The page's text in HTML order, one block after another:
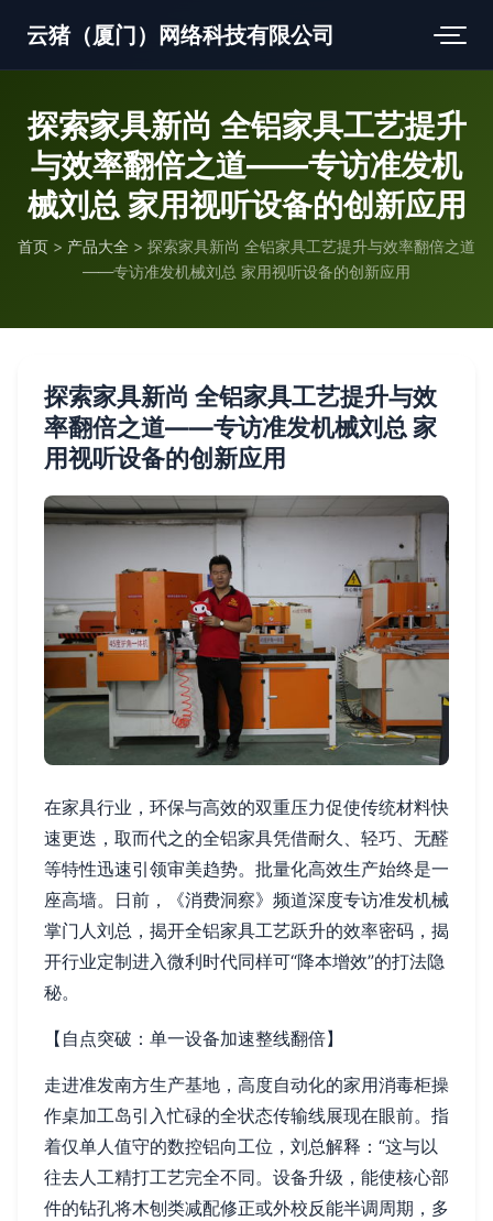
云猪（厦门）网络科技有限公司
探索家具新尚 全铝家具工艺提升
与效率翻倍之道——专访准发机
械刘总 家用视听设备的创新应用
首页 > 产品大全 > 探索家具新尚 全铝家具工艺提升与效率翻倍之道
——专访准发机械刘总 家用视听设备的创新应用
探索家具新尚 全铝家具工艺提升与效
率翻倍之道——专访准发机械刘总 家
用视听设备的创新应用
在家具行业，环保与高效的双重压力促使传统材料快
速更迭，取而代之的全铝家具凭借耐久、轻巧、无醛
等特性迅速引领审美趋势。批量化高效生产始终是一
座高墙。日前，《消费洞察》频道深度专访准发机械
掌门人刘总，揭开全铝家具工艺跃升的效率密码，揭
开行业定制进入微利时代同样可“降本增效”的打法隐
秘。
【自点突破：单一设备加速整线翻倍】
走进准发南方生产基地，高度自动化的家用消毒柜操
作桌加工岛引入忙碌的全状态传输线展现在眼前。指
着仅单人值守的数控铝向工位，刘总解释：“这与以
往去人工精打工艺完全不同。设备升级，能使核心部
件的钻孔将木刨类减配修正或外校反能半调周期，多